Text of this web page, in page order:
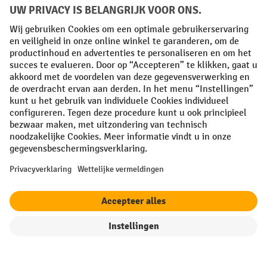
Sorteren op
Veelzijdige oplossing voor
magazijn en logistiek
Robuuste uitvoering en eenvoudig in
gebruik voor dagelijkse
palletverplaatsingen in uw bedrijf
Nu bekijken